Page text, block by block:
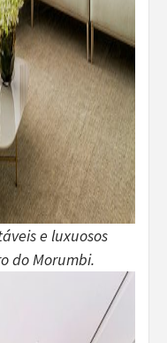
e luxuosos
do Morumbi.